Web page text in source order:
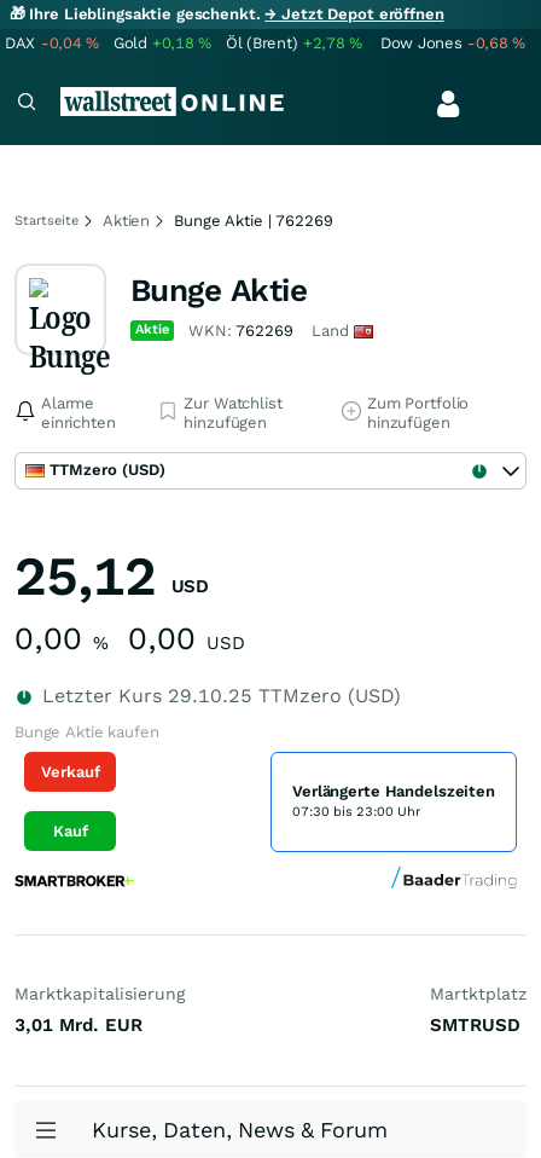
🎁 Ihre Lieblingsaktie geschenkt.→ Jetzt Depot eröffnen
DAX -0,04% Gold +0,18% Öl (Brent) +2,78% Dow Jones -0,68%
Startseite Aktien Bunge Aktie | 762269
Bunge Aktie
Aktie WKN:762269 Land
Alarme
einrichten
Zur Watchlist
hinzufügen
Zum Portfolio
hinzufügen
TTMzero (USD)
25,12 USD
0,00 % 0,00 USD
Letzter Kurs 29.10.25 TTMzero (USD)
Bunge Aktie kaufen
Verkauf
Kauf
Verlängerte Handelszeiten
07:30 bis 23:00 Uhr
Marktkapitalisierung
3,01 Mrd. EUR
Martktplatz
SMTRUSD
Kurse, Daten, News & Forum